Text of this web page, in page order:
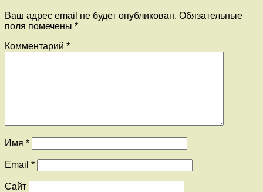
Ваш адрес email не будет опубликован. Обязательные
поля помечены *
Комментарий *
Имя *
Email *
Сайт